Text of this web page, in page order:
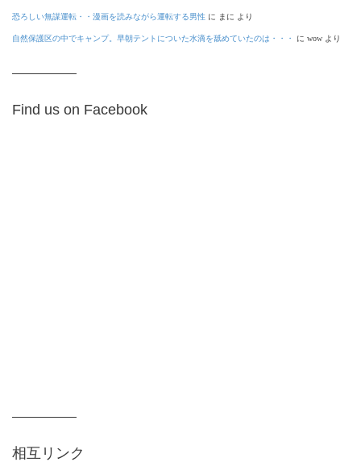
恐ろしい無謀運転・・漫画を読みながら運転する男性 に まに より
自然保護区の中でキャンプ。早朝テントについた水滴を舐めていたのは・・・ に wow より
Find us on Facebook
相互リンク